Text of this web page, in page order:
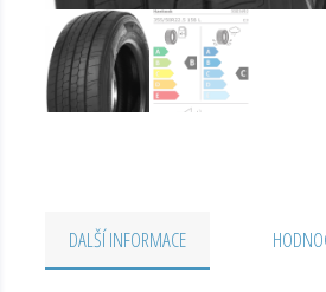
DALŠÍ INFORMACE